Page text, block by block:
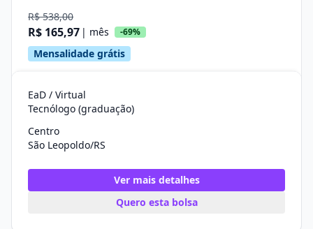
R$ 538,00
R$ 165,97 | mês -69%
Mensalidade grátis
EaD / Virtual
Tecnólogo (graduação)
Centro
São Leopoldo/RS
Ver mais detalhes
Quero esta bolsa